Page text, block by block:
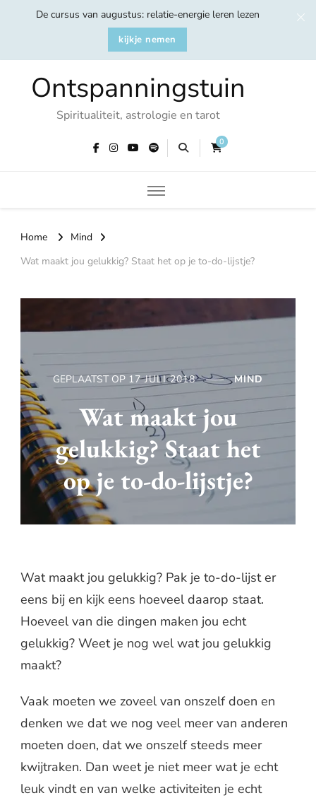
De cursus van augustus: relatie-energie leren lezen
kijkje nemen
Ontspanningstuin
Spiritualiteit, astrologie en tarot
0
Home
Mind
Wat maakt jou gelukkig? Staat het op je to-do-lijstje?
GEPLAATST OP 17 JULI 2018 MIND
Wat maakt jou
gelukkig? Staat het
op je to-do-lijstje?
Wat maakt jou gelukkig? Pak je to-do-lijst er
eens bij en kijk eens hoeveel daarop staat.
Hoeveel van die dingen maken jou echt
gelukkig? Weet je nog wel wat jou gelukkig
maakt?
Vaak moeten we zoveel van onszelf doen en
denken we dat we nog veel meer van anderen
moeten doen, dat we onszelf steeds meer
kwijtraken. Dan weet je niet meer wat je echt
leuk vindt en van welke activiteiten je echt